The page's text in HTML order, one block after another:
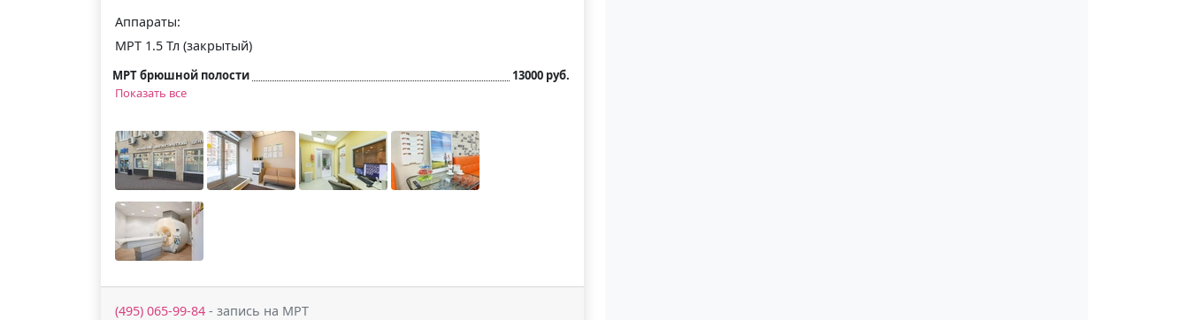
Аппараты:
МРТ 1.5 Тл (закрытый)
МРТ брюшной полости
13000 руб.
Показать все
(495) 065-99-84 - запись на МРТ